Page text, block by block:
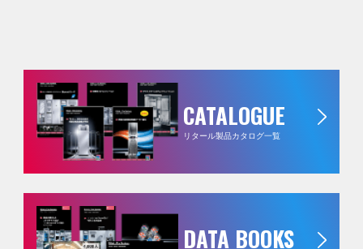
CATALOGUE
リタール製品カタログ一覧
DATA BOOKS